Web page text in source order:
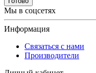
Мы в соцсетях
Информация
Связаться с нами
Производители